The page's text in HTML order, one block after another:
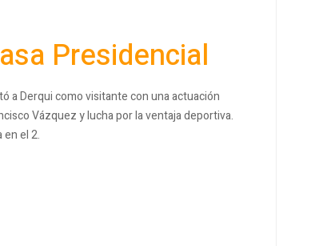
Presidencial
a Derqui como visitante con una actuación
Vázquez y lucha por la ventaja deportiva.
en el 2.